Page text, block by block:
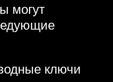
могут
ключи